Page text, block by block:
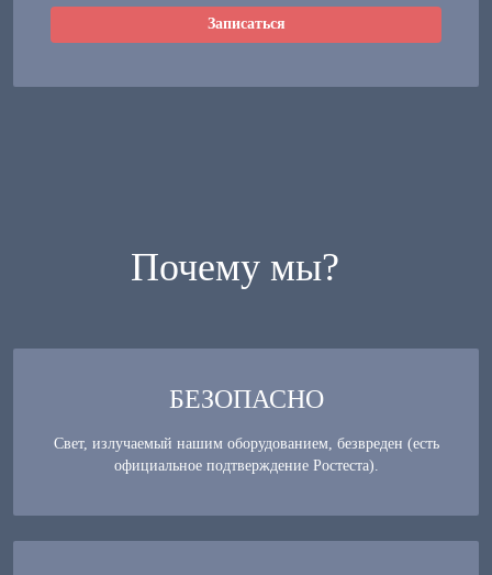
Записаться
Почему мы?
БЕЗОПАСНО
Свет, излучаемый нашим оборудованием, безвреден (есть
официальное подтверждение Ростеста).